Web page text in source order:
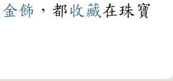
金飾 ，都 收藏在珠寶